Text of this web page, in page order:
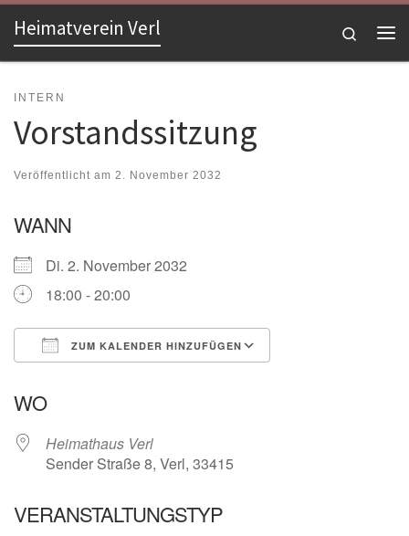
Zum Inhalt springen
Heimatverein Verl
Search
INTERN
Vorstandssitzung
Veröffentlicht am 2. November 2032
WANN
Di. 2. November 2032
18:00 - 20:00
ZUM KALENDER HINZUFÜGEN
WO
Heimathaus Verl
Sender Straße 8, Verl, 33415
VERANSTALTUNGSTYP